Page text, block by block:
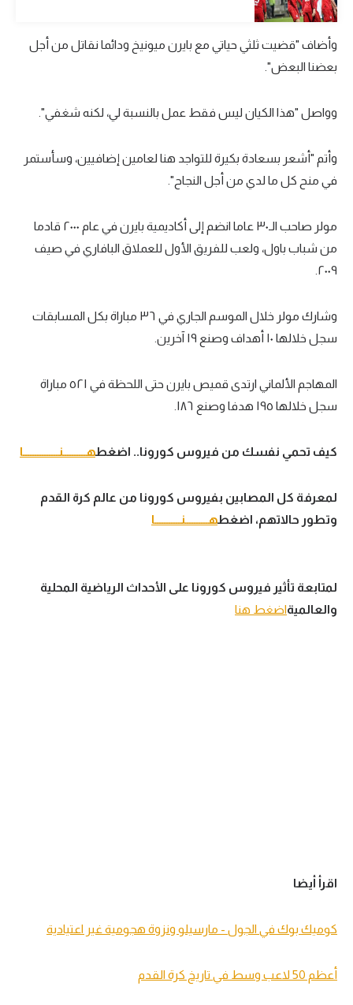
كرة طائرة
رياضة نسائية
آسيا
أمريكا
أقسام خاصة
ميركاتو
تقرير في الجول
تحليل في الجول
حكايات في الجول
وأضاف "قضيت ثلثي حياتي مع بايرن ميونيخ ودائما نقاتل من أجل
بعضنا البعض".
وواصل "هذا الكيان ليس فقط عمل بالنسبة لي، لكنه شغفي".
وأتم "أشعر بسعادة بكيرة للتواجد هنا لعامين إضافيين، وسأستمر
في منح كل ما لدي من أجل النجاح".
مولر صاحب الـ٣٠ عاما انضم إلى أكاديمية بايرن في عام ٢٠٠٠ قادما
من شباب باول، ولعب للفريق الأول للعملاق البافاري في صيف
٢٠٠٩.
وشارك مولر خلال الموسم الجاري في ٣٦ مباراة بكل المسابقات
سجل خلالها ١٠ أهداف وصنع ١٩ آخرين.
المهاجم الألماني ارتدى قميص بايرن حتى اللحظة في ٥٢١ مباراة
سجل خلالها ١٩٥ هدفا وصنع ١٨٦.
كيف تحمي نفسك من فيروس كورونا.. اضغطهــــــــــنـــــــــــــــا
لمعرفة كل المصابين بفيروس كورونا من عالم كرة القدم
وتطور حالاتهم، اضغطهــــــــــنـــــــــــا
لمتابعة تأثير فيروس كورونا على الأحداث الرياضية المحلية
والعالميةاضغط هنا
اقرأ أيضا
كوميك بوك في الجول - مارسيلو ونزوة هجومية غير اعتيادية
أعظم 50 لاعب وسط في تاريخ كرة القدم